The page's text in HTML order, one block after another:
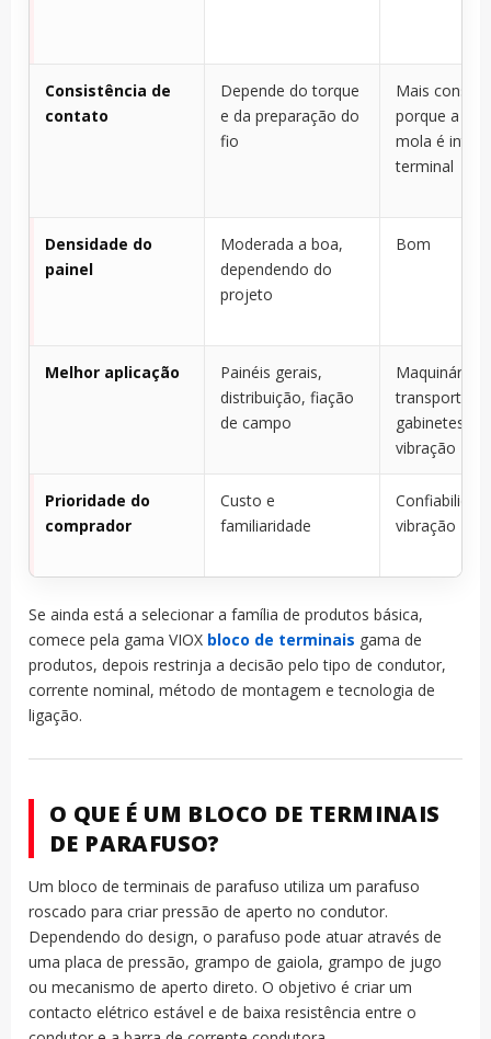
Consistência de
contato
Depende do torque
e da preparação do
fio
Mais
porque a
mola é
terminal
Densidade do
painel
Moderada a boa,
dependendo do
projeto
Bom
Melhor aplicação
Painéis gerais,
distribuição, fiação
de campo
Maquinário,
transporte,
gabinetes
vibração
Prioridade do
comprador
Custo e
familiaridade
vibração
Se ainda está a selecionar a família de produtos básica,
comece pela gama VIOX bloco de terminais gama de
produtos, depois restrinja a decisão pelo tipo de condutor,
corrente nominal, método de montagem e tecnologia de
ligação.
O QUE É UM BLOCO DE TERMINAIS
DE PARAFUSO?
Um bloco de terminais de parafuso utiliza um parafuso
roscado para criar pressão de aperto no condutor.
Dependendo do design, o parafuso pode atuar através de
uma placa de pressão, grampo de gaiola, grampo de jugo
ou mecanismo de aperto direto. O objetivo é criar um
contacto elétrico estável e de baixa resistência entre o